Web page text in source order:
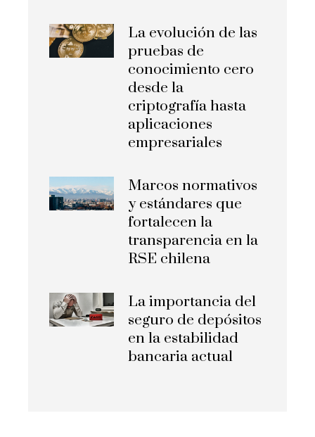
La evolución de las
pruebas de
conocimiento cero
desde la
criptografía hasta
aplicaciones
empresariales
Marcos normativos
y estándares que
fortalecen la
transparencia en la
RSE chilena
La importancia del
seguro de depósitos
en la estabilidad
bancaria actual